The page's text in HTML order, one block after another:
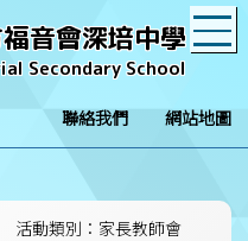
音會深培中學
Secondary School
聯絡我們 網站地圖
活動類別：家長教師會